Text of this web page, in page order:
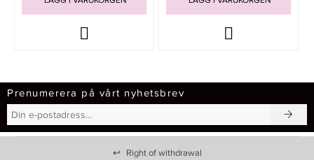
Prenumerera på vårt nyhetsbrev
↩ Right of withdrawal